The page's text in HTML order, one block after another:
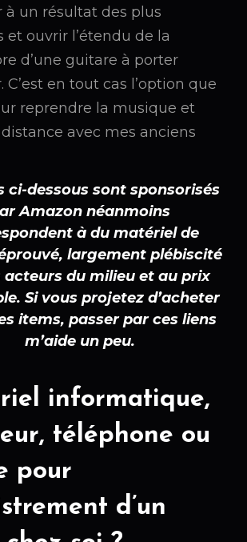
à un résultat des plus
et ouvrir l’étendu de la
d’une guitare à porter
C’est en tout cas l’option que
reprendre la musique et
avec mes anciens
ci-dessous sont sponsorisés
Amazon néanmoins
à du matériel de
largement plébiscité
acteurs du milieu et au prix
Si vous projetez d’acheter
items, passer par ces liens
m’aide un peu.
informatique,
téléphone ou
pour
d’un